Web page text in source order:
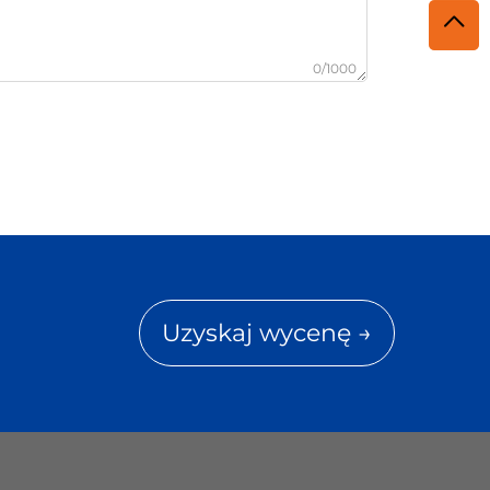
0/1000
Uzyskaj wycenę →